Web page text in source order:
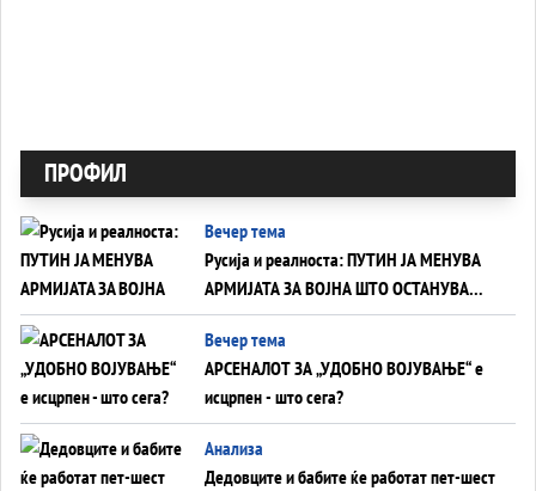
ПРОФИЛ
Вечер тема
Русија и реалноста: ПУТИН ЈА МЕНУВА
АРМИЈАТА ЗА ВОЈНА ШТО ОСТАНУВА
БЕЗ ФРОНТ
Вечер тема
АРСЕНАЛОТ ЗА „УДОБНО ВОЈУВАЊЕ“ е
исцрпен - што сега?
Анализа
Дедовците и бабите ќе работат пет-шест